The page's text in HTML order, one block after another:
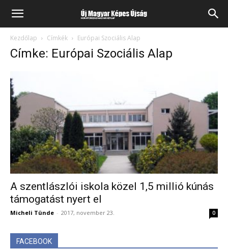
Kezdőlap Címkék Európai Szociális Alap
Címke: Európai Szociális Alap
A szentlászlói iskola közel 1,5 millió kúnás
támogatást nyert el
Micheli Tünde - 2017, november 23. 0
FACEBOOK